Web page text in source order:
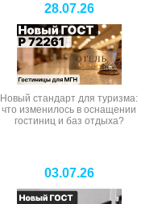
28.07.26
Новый стандарт для туризма:
что изменилось в оснащении
гостиниц и баз отдыха?
03.07.26